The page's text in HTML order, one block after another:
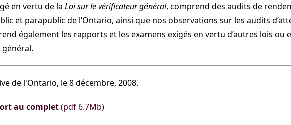
en vertu de la Loi sur le vérificateur général, comprend des audits de
et parapublic de l’Ontario, ainsi que nos observations sur les audits
également les rapports et les examens exigés en vertu d’autres lois ou
de l'Ontario, le 8 décembre, 2008.
au complet(pdf 6.7Mb)